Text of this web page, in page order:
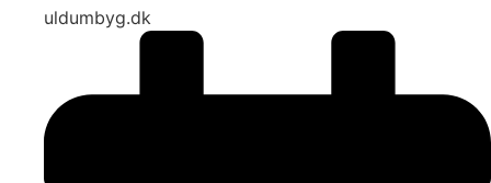
uldumbyg.dk